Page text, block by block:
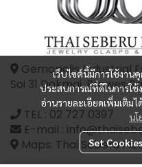
เว็บไซต์นี้มีการใช้งา
ประสบการณ์ที่ดีในการใช้
อ่านรายละเอียดเพิ่มเติมไ
น
Set Cookies
Gemopolis Industrial
Soi 31 Dokmai, Prawes
TEL : 02 727 0397
E-mail :
Maps: Thai Seberu